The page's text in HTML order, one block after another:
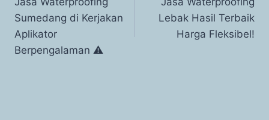
Sumedang di Kerjakan
Aplikator
Berpengalaman ⚠
Lebak Hasil Terbaik
Harga Fleksibel!